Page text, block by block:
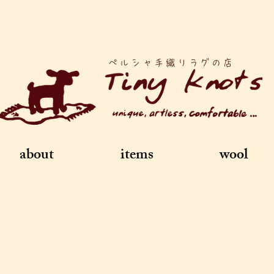
ペルシャ手織りラグの店
about items wool